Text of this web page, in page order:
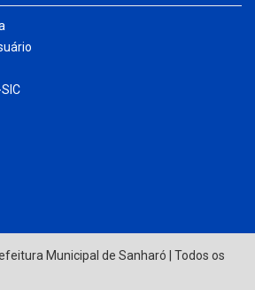
Municipal de Sanharó | Todos os